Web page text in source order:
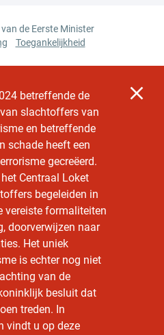
de Eerste Minister
Toegankelijkheid
betreffende de
slachtoffers van
en betreffende
schade heeft een
gecreëerd.
Centraal Loket
begeleiden in
vereiste formaliteiten
doorverwijzen naar
Het uniek
is echter nog niet
van de
besluit dat
treden. In
vindt u op deze